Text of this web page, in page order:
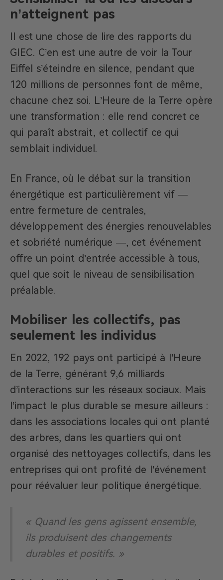
n’atteignent pas
Il est une chose de lire des rapports du
GIEC. C’en est une autre de voir la Tour
Eiffel s’éteindre en silence, pendant que
120 millions de personnes font de même,
chacune chez soi. L’Heure de la Terre opère
une transformation : elle rend concret ce
qui paraît abstrait, et collectif ce qui
semblait individuel.
En France, où le débat sur la transition
énergétique est particulièrement vif —
entre fermeture de centrales,
développement des énergies renouvelables
et sobriété numérique —, cet événement
offre un point d’entrée accessible à tous,
quel que soit le niveau de sensibilisation
préalable.
Mobiliser les collectifs, pas
seulement les individus
En 2022, 192 pays ont participé à l’Heure
de la Terre, générant 9,6 milliards
d’interactions sur les réseaux sociaux. Mais
l’impact le plus durable se mesure ailleurs :
dans les associations locales qui ont planté
des arbres, dans les quartiers qui ont
organisé des nettoyages collectifs, dans les
entreprises qui ont profité de l’événement
pour réévaluer leur politique énergétique.
« Quand les gens agissent ensemble,
ils produisent des changements
durables et positifs. »